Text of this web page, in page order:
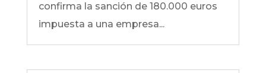
confirma la sanción de 180.000 euros
impuesta a una empresa...